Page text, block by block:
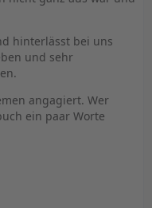
hinterlässt bei uns
und sehr
angagiert. Wer
ein paar Worte